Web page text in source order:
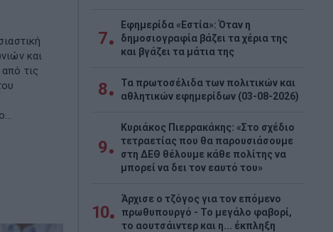
και
τις
7
Εφημερίδα «Εστία»: Όταν η
δημοσιογραφία βάζει τα χέρια της
και βγάζει τα μάτια της
8
Τα πρωτοσέλιδα των πολιτικών και
αθλητικών εφημερίδων (03-08-2026)
9
Κυριάκος Πιερρακάκης: «Στο σχέδιο
τετραετίας που θα παρουσιάσουμε
στη ΔΕΘ θέλουμε κάθε πολίτης να
μπορεί να δει τον εαυτό του»
10
Άρχισε ο τζόγος για τον επόμενο
πρωθυπουργό - Το μεγάλο φαβορί,
το αουτσάιντερ και η... έκπληξη